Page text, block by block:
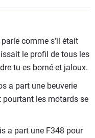
comme s'il était
le profil de tous les
tu es borné et jaloux.
a part une beuverie
les motards se
a part une F348 pour